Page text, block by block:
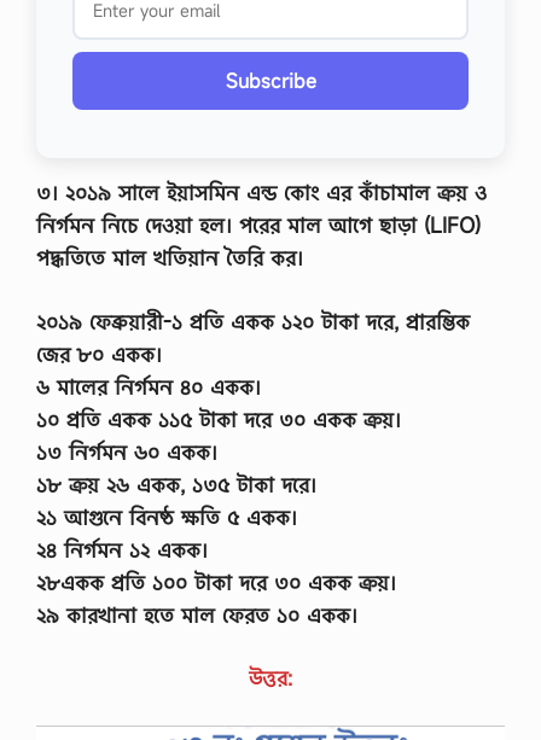
Subscribe
৩। ২০১৯ সালে ইয়াসমিন এন্ড কোং এর কাঁচামাল ক্রয় ও
নির্গমন নিচে দেওয়া হল। পরের মাল আগে ছাড়া (LIFO)
পদ্ধতিতে মাল খতিয়ান তৈরি কর।
২০১৯ ফেব্রুয়ারী-১ প্রতি একক ১২০ টাকা দরে, প্রারম্ভিক
জের ৮০ একক।
৬ মালের নির্গমন ৪০ একক।
১০ প্রতি একক ১১৫ টাকা দরে ৩০ একক ক্রয়।
১৩ নির্গমন ৬০ একক।
১৮ ক্রয় ২৬ একক, ১৩৫ টাকা দরে।
২১ আগুনে বিনষ্ঠ ক্ষতি ৫ একক।
২৪ নির্গমন ১২ একক।
২৮একক প্রতি ১০০ টাকা দরে ৩০ একক ক্রয়।
২৯ কারখানা হতে মাল ফেরত ১০ একক।
উত্তর: